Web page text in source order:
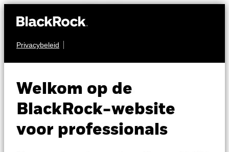
Privacybeleid
Welkom op de
BlackRock-website
voor professionals
AANDELEN